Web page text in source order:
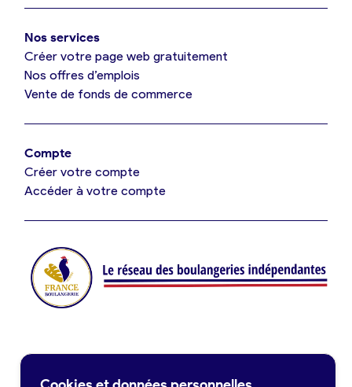
Je référence ma boulangerie (gratuit)
Offres d’emploi
Je suis fournisseur
Je crée mon compte
Nos services
Créer votre page web gratuitement
Nos offres d’emplois
Vente de fonds de commerce
Compte
Créer votre compte
Accéder à votre compte